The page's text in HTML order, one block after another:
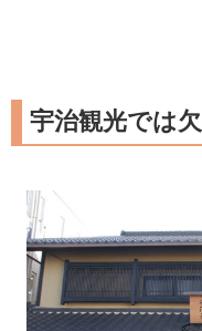
宇治観光では